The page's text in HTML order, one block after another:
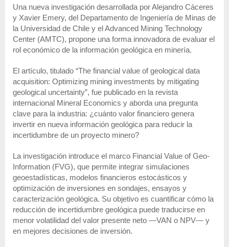
Una nueva investigación desarrollada por Alejandro Cáceres
y Xavier Emery, del Departamento de Ingeniería de Minas de
la Universidad de Chile y el Advanced Mining Technology
Center (AMTC), propone una forma innovadora de evaluar el
rol económico de la información geológica en minería.
El artículo, titulado “The financial value of geological data
acquisition: Optimizing mining investments by mitigating
geological uncertainty”, fue publicado en la revista
internacional Mineral Economics y aborda una pregunta
clave para la industria: ¿cuánto valor financiero genera
invertir en nueva información geológica para reducir la
incertidumbre de un proyecto minero?
La investigación introduce el marco Financial Value of Geo-
Information (FVG), que permite integrar simulaciones
geoestadísticas, modelos financieros estocásticos y
optimización de inversiones en sondajes, ensayos y
caracterización geológica. Su objetivo es cuantificar cómo la
reducción de incertidumbre geológica puede traducirse en
menor volatilidad del valor presente neto —VAN o NPV— y
en mejores decisiones de inversión.